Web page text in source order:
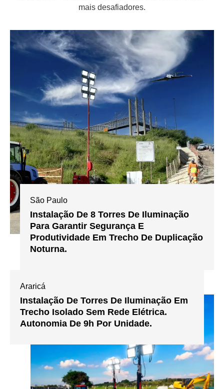
mais desafiadores.
São Paulo
Instalação De 8 Torres De Iluminação
Para Garantir Segurança E
Produtividade Em Trecho De Duplicação
Noturna.
Araricá
Instalação De Torres De Iluminação Em
Trecho Isolado Sem Rede Elétrica.
Autonomia De 9h Por Unidade.